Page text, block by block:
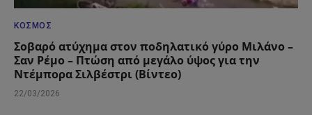
ΚΌΣΜΟΣ
Σοβαρό ατύχημα στον ποδηλατικό γύρο Μιλάνο –
Σαν Ρέμο – Πτώση από μεγάλο ύψος για την
Ντέμπορα Σιλβέστρι (Βίντεο)
22/03/2026